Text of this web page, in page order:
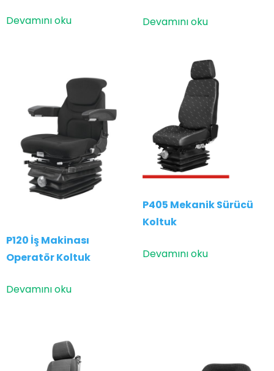
Devamını oku Devamını oku
P120 İş Makinası
Operatör Koltuk
Devamını oku
P405 Mekanik Sürücü
Koltuk
Devamını oku